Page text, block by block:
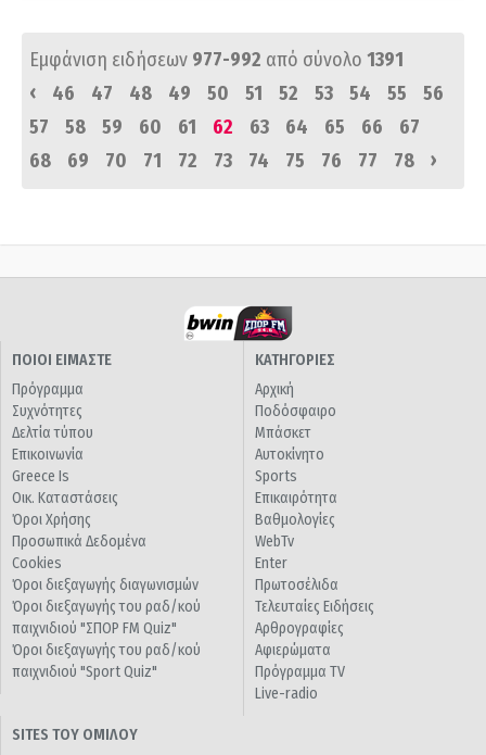
Εμφάνιση ειδήσεων 977-992 από σύνολο 1391
‹
46 47 48 49 50 51 52 53 54 55
56
57
58 59 60 61 62 63 64 65 66
67
68
69 70 71 72 73 74 75 76 77 78 ›
ΠΟΙΟΙ ΕΙΜΑΣΤΕ
Πρόγραμμα
Συχνότητες
Δελτία τύπου
Επικοινωνία
Greece Is
Οικ. Καταστάσεις
Όροι Χρήσης
Προσωπικά Δεδομένα
Cookies
Όροι διεξαγωγής διαγωνισμών
Όροι διεξαγωγής του ραδ/κού
παιχνιδιού "ΣΠΟΡ FM Quiz"
Όροι διεξαγωγής του ραδ/κού
παιχνιδιού "Sport Quiz"
ΚΑΤΗΓΟΡΙΕΣ
Αρχική
Ποδόσφαιρο
Μπάσκετ
Αυτοκίνητο
Sports
Επικαιρότητα
Βαθμολογίες
WebTv
Enter
Πρωτοσέλιδα
Τελευταίες Ειδήσεις
Αρθρογραφίες
Αφιερώματα
Πρόγραμμα TV
Live-radio
SITES ΤΟΥ ΟΜΙΛΟΥ